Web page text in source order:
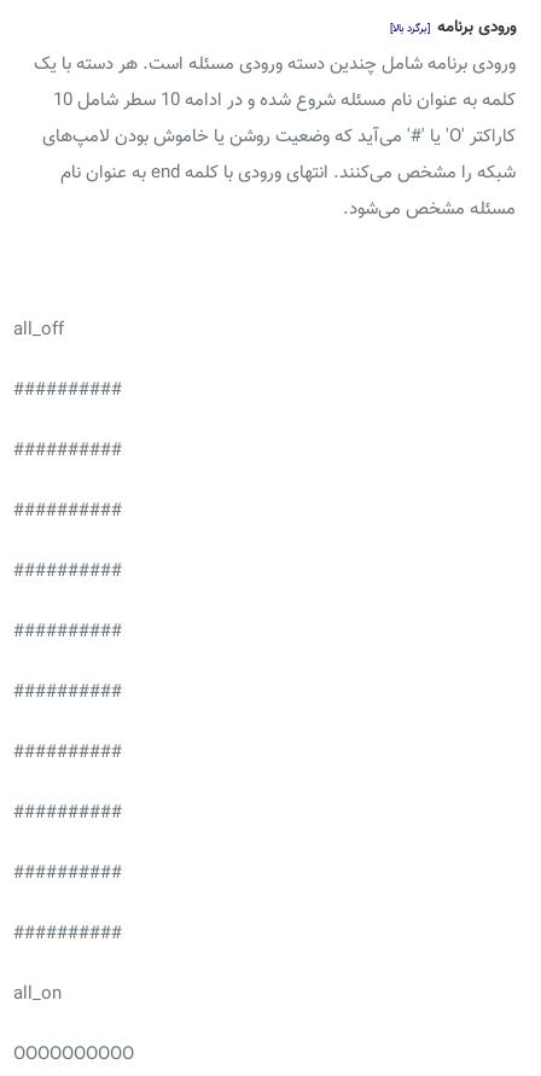
ورودی برنامه [برگرد بالا]
ورودی برنامه شامل چندین دسته ورودی مسئله است. هر دسته با یک
کلمه به عنوان نام مسئله شروع شده و در ادامه 10‌ سطر شامل 10
کاراکتر 'O' یا '#' می‌آید که وضعیت روشن یا خاموش بودن لامپ‌های
شبکه را مشخص می‌کنند. انتهای ورودی با کلمه end به عنوان نام
مسئله مشخص می‌شود.
all_off
##########
##########
##########
##########
##########
##########
##########
##########
##########
##########
all_on
OOOOOOOOOO